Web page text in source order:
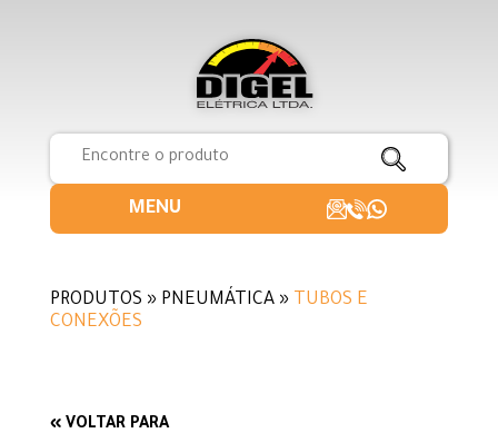
MENU
PRODUTOS » PNEUMÁTICA » TUBOS E
CONEXÕES
« VOLTAR PARA